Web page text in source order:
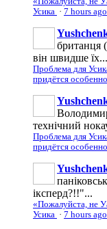
Усика · 7 hours ago
британця
він швидше їх...
Проблема для
придётся
технічний
Проблема для
придётся
іксперд?!!"...
«Пожалуйста, не
Усика · 7 hours ago